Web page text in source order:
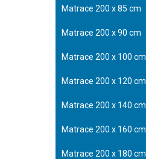
Matrace 200 x 85 cm
Matrace 200 x 90 cm
Matrace 200 x 100 cm
Matrace 200 x 120 cm
Matrace 200 x 140 cm
Matrace 200 x 160 cm
Matrace 200 x 180 cm